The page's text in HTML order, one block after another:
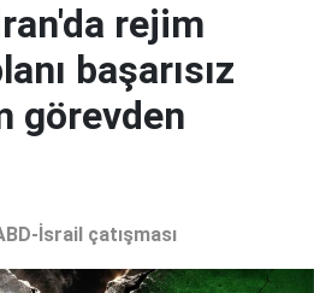
rejim
başarısız
görevden
İsrail çatışması